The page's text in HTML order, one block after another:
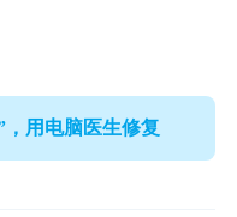
用电脑医生修复